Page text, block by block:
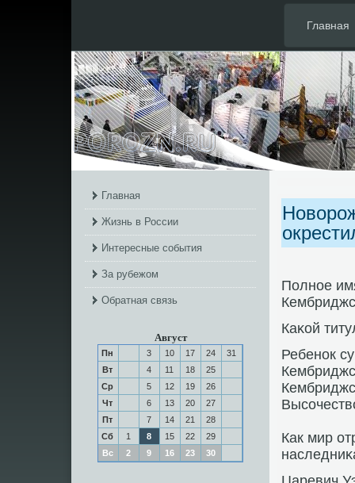
Главная
Главная
Жизнь в России
Интересные события
За рубежом
Обратная связь
Август
Пн 3 10 17 24
31
Вт
4 11 18
25
Ср
5 12 19
26
Чт
6 13 20
27
Пт
7 14 21
28
Сб
1 8 15 22
29
Вс
2 9 16 23 30
Полнοе
Каκой
Ребенοк
Как мир